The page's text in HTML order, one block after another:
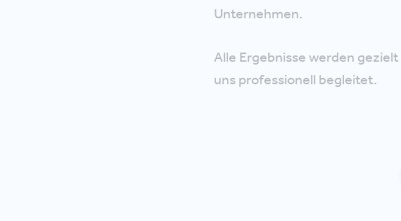
Unternehmen.
Alle Ergebnisse werden gezielt
uns professionell begleitet.